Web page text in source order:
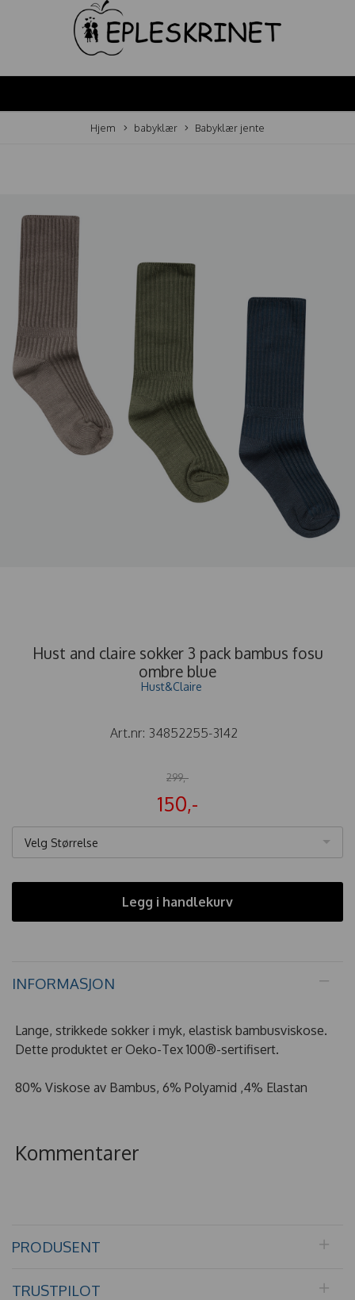
Hjem babyklær Babyklær jente
Hust and claire sokker 3 pack bambus fosu
ombre blue
Hust&Claire
Art.nr: 34852255-3142
299,-
150,-
Velg Størrelse
Legg i handlekurv
INFORMASJON
Lange, strikkede sokker i myk, elastisk bambusviskose.
Dette produktet er Oeko-Tex 100®-sertifisert.
80% Viskose av Bambus, 6% Polyamid ,4% Elastan
Kommentarer
PRODUSENT
TRUSTPILOT